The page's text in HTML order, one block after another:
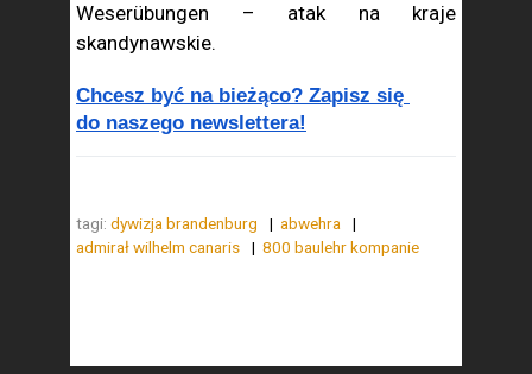
Weserübungen – atak na kraje
skandynawskie.
Chcesz być na bieżąco? Zapisz się
do naszego newslettera!
tagi: dywizja brandenburg
abwehra
admirał wilhelm canaris
800 baulehr kompanie